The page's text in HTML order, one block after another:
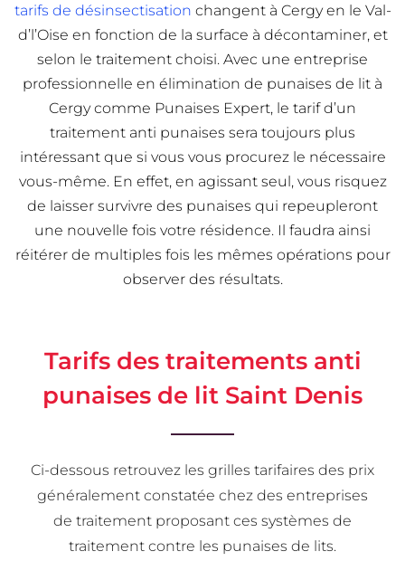
tarifs de désinsectisation changent à Cergy en le Val-
d’l’Oise en fonction de la surface à décontaminer, et
selon le traitement choisi. Avec une entreprise
professionnelle en élimination de punaises de lit à
Cergy comme Punaises Expert, le tarif d’un
traitement anti punaises sera toujours plus
intéressant que si vous vous procurez le nécessaire
vous-même. En effet, en agissant seul, vous risquez
de laisser survivre des punaises qui repeupleront
une nouvelle fois votre résidence. Il faudra ainsi
réitérer de multiples fois les mêmes opérations pour
observer des résultats.
Tarifs des traitements anti
punaises de lit Saint Denis
Ci-dessous retrouvez les grilles tarifaires des prix
généralement constatée chez des entreprises
de traitement proposant ces systèmes de
traitement contre les punaises de lits.